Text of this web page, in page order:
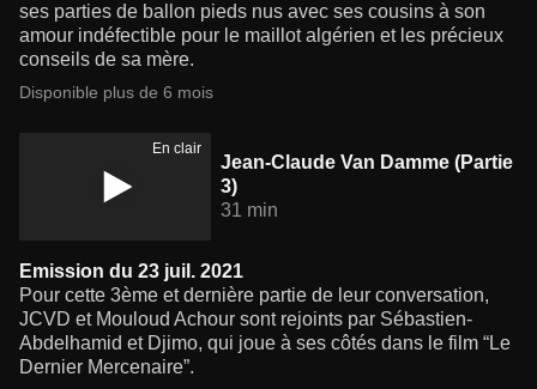
ses parties de ballon pieds nus avec ses cousins à son
amour indéfectible pour le maillot algérien et les précieux
conseils de sa mère.
Disponible plus de 6 mois
En clair
Jean-Claude Van Damme (Partie
3)
31 min
Emission du 23 juil. 2021
Pour cette 3ème et dernière partie de leur conversation,
JCVD et Mouloud Achour sont rejoints par Sébastien-
Abdelhamid et Djimo, qui joue à ses côtés dans le film “Le
Dernier Mercenaire”.